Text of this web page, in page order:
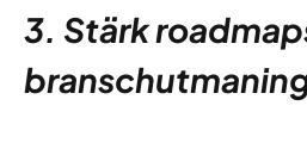
3. Stärk